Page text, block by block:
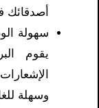
سهولة
يقوم
وسهلة